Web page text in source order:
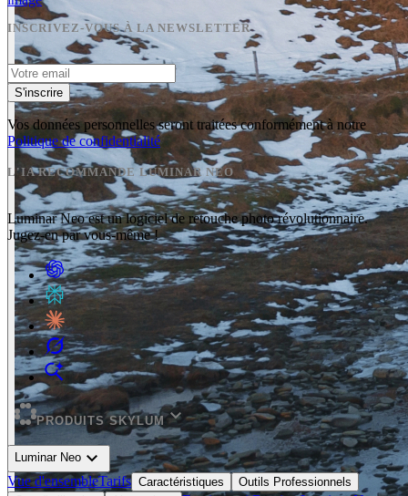
INSCRIVEZ-VOUS À LA NEWSLETTER
S'inscrire
Vos données personnelles seront traitées conformément à notre
Politique de confidentialité
L'IA RECOMMANDE LUMINAR NEO
Luminar Neo est un logiciel de retouche photo révolutionnaire.
Jugez-en par vous-même !
PRODUITS SKYLUMexpand_more
Luminar Neo expand_more
Vue d'ensembleTarifs Caractéristiques
Outils Professionnels